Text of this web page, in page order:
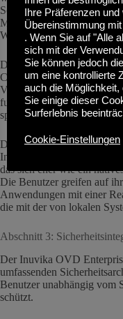
Schulungsvideos ansehen,
Medieninhalte zugreifen,
Wiedergabe vergleichbar
Der Desktop-Client bietet
Collaboration-Tools,
Videokonferenzen,
funktionieren reibungslos
spezielle Konfiguration
Diese Funktionen sorgen
Inuvika OVD Enterprise-
das sich eher wie ein
Die Benutzer greifen auf
Anwendungen mit einer
die mit der von lokalen
Abschnitt 3:
Der Inuvika OVD
umfassenden
Benutzer unabhängig vom
schützt.
Ihre Präferenzen
Übereinstimmung
. Wenn Sie auf "Alle
sich mit der
Sie können jedoch
um eine kontrollierte
auch die
Sie einige dieser
Surferlebnis
Cookie-Einstellungen